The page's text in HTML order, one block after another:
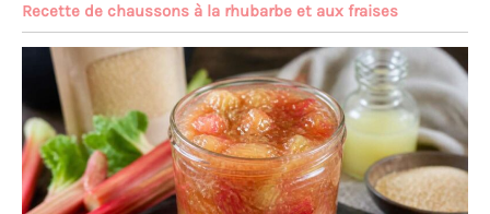
Recette de chaussons à la rhubarbe et aux fraises